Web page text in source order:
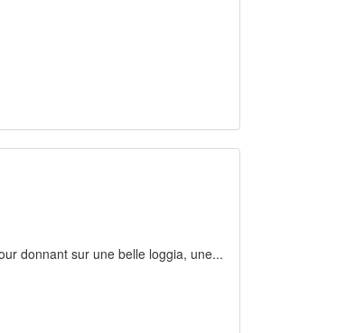
donnant sur une belle loggia, une...